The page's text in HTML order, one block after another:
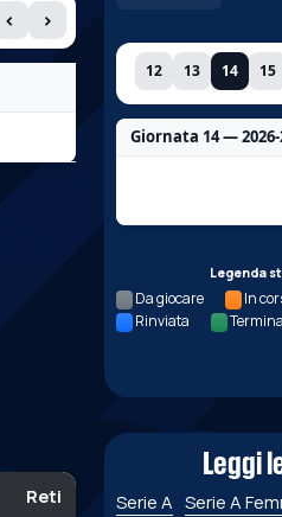
‹ ›
Reti
12 13 14 15
Giornata 14 — 2026-
Legenda
Da giocare In
Rinviata
Leggi
Serie A Serie A